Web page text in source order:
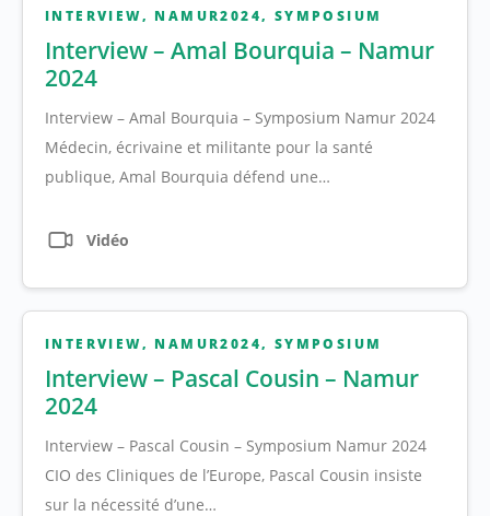
INTERVIEW, NAMUR2024, SYMPOSIUM
Interview – Amal Bourquia – Namur
2024
Interview – Amal Bourquia – Symposium Namur 2024
Médecin, écrivaine et militante pour la santé
publique, Amal Bourquia défend une…
Vidéo
INTERVIEW, NAMUR2024, SYMPOSIUM
Interview – Pascal Cousin – Namur
2024
Interview – Pascal Cousin – Symposium Namur 2024
CIO des Cliniques de l’Europe, Pascal Cousin insiste
sur la nécessité d’une…